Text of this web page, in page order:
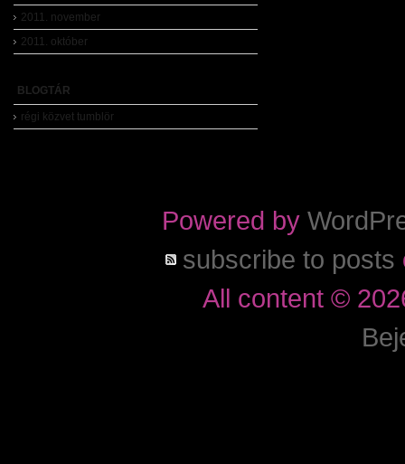
2011. november
2011. október
BLOGTÁR
régi közvet tumblör
Powered by
subscribe to posts
All content ©